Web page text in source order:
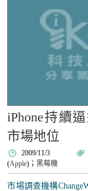
iPhone持續
市場地位
2009/11/3
(Apple)；黑莓機
市場調查機構